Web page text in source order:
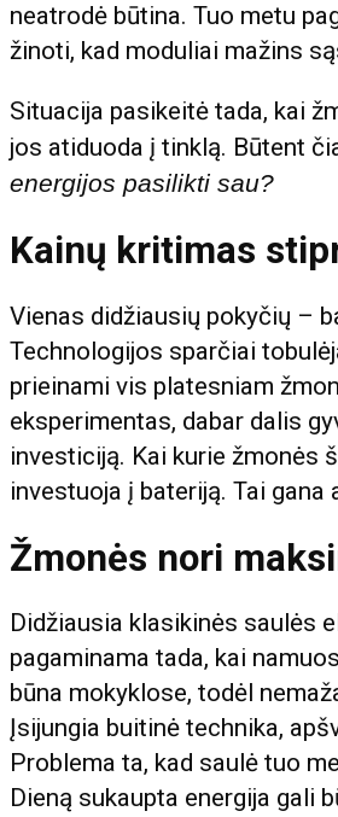
neatrodė būtina. Tuo metu
žinoti, kad moduliai mažins
Situacija pasikeitė tada, kai
jos atiduoda į tinklą. Būtent
energijos pasilikti sau?
Kainų kritimas
Vienas didžiausių pokyčių –
Technologijos sparčiai
prieinami vis platesniam
eksperimentas, dabar dalis
investiciją. Kai kurie žmonės
investuoja į bateriją. Tai
Žmonės nori
Didžiausia klasikinės saulės
pagaminama tada, kai
būna mokyklose, todėl
Įsijungia buitinė technika,
Problema ta, kad saulė tuo
Dieną sukaupta energija gali